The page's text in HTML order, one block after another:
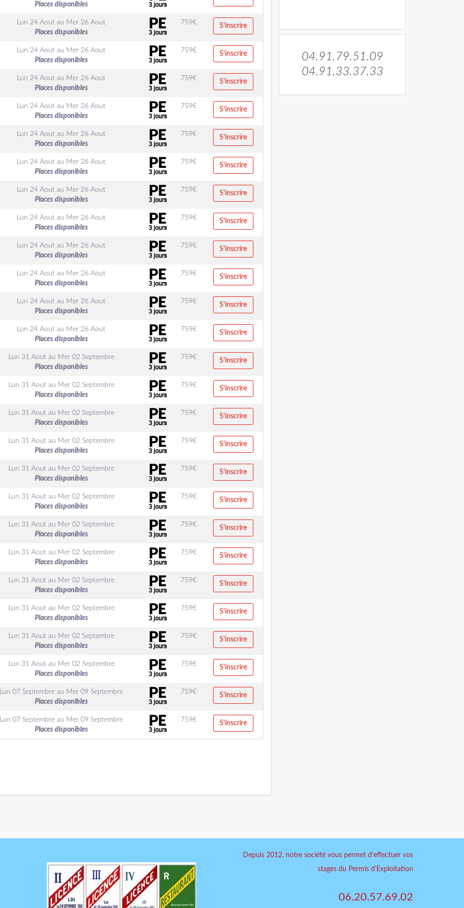
Places disponibles
Lun 24 Aout au Mer 26 Aout
Places disponibles
759€ S'inscrire
Lun 24 Aout au Mer 26 Aout
Places disponibles
759€ S'inscrire
Lun 24 Aout au Mer 26 Aout
Places disponibles
759€ S'inscrire
Lun 24 Aout au Mer 26 Aout
Places disponibles
759€ S'inscrire
Lun 24 Aout au Mer 26 Aout
Places disponibles
759€ S'inscrire
Lun 24 Aout au Mer 26 Aout
Places disponibles
759€ S'inscrire
Lun 24 Aout au Mer 26 Aout
Places disponibles
759€ S'inscrire
Lun 24 Aout au Mer 26 Aout
Places disponibles
759€ S'inscrire
Lun 24 Aout au Mer 26 Aout
Places disponibles
759€ S'inscrire
Lun 24 Aout au Mer 26 Aout
Places disponibles
759€ S'inscrire
Lun 24 Aout au Mer 26 Aout
Places disponibles
759€ S'inscrire
Lun 24 Aout au Mer 26 Aout
Places disponibles
759€ S'inscrire
Lun 31 Aoutau Mer 02 Septembre
Places disponibles
759€ S'inscrire
Lun 31 Aoutau Mer 02 Septembre
Places disponibles
759€ S'inscrire
Lun 31 Aoutau Mer 02 Septembre
Places disponibles
759€ S'inscrire
Lun 31 Aoutau Mer 02 Septembre
Places disponibles
759€ S'inscrire
Lun 31 Aoutau Mer 02 Septembre
Places disponibles
759€ S'inscrire
Lun 31 Aoutau Mer 02 Septembre
Places disponibles
759€ S'inscrire
Lun 31 Aoutau Mer 02 Septembre
Places disponibles
759€ S'inscrire
Lun 31 Aoutau Mer 02 Septembre
Places disponibles
759€ S'inscrire
Lun 31 Aoutau Mer 02 Septembre
Places disponibles
759€ S'inscrire
Lun 31 Aoutau Mer 02 Septembre
Places disponibles
759€ S'inscrire
Lun 31 Aoutau Mer 02 Septembre
Places disponibles
759€ S'inscrire
Lun 31 Aoutau Mer 02 Septembre
Places disponibles
759€ S'inscrire
Lun 07 Septembre au Mer 09 Septembre
Places disponibles
759€ S'inscrire
Lun 07 Septembre au Mer 09 Septembre
Places disponibles
759€ S'inscrire
04.91.79.51.09
04.91.33.37.33
Depuis 2012, notre société vous permet d'effectuer vos
stages du Permis d'Exploitation
06.20.57.69.02